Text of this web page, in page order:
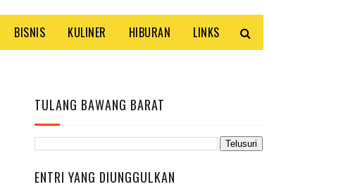
BISNIS KULINER HIBURAN LINKS
TULANG BAWANG BARAT
ENTRI YANG DIUNGGULKAN